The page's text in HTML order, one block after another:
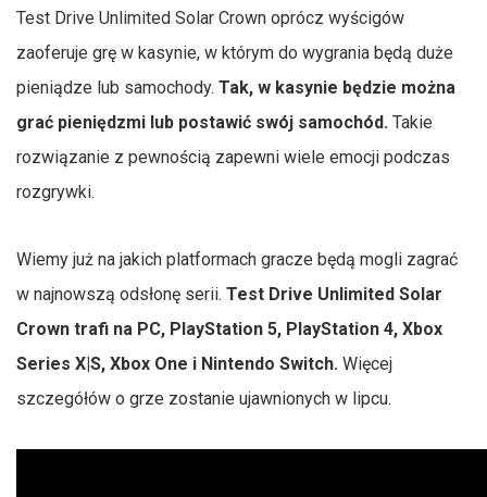
Test Drive Unlimited Solar Crown oprócz wyścigów
zaoferuje grę w kasynie, w którym do wygrania będą duże
pieniądze lub samochody. Tak, w kasynie będzie można
grać pieniędzmi lub postawić swój samochód. Takie
rozwiązanie z pewnością zapewni wiele emocji podczas
rozgrywki.
Wiemy już na jakich platformach gracze będą mogli zagrać
w najnowszą odsłonę serii. Test Drive Unlimited Solar
Crown trafi na PC, PlayStation 5, PlayStation 4, Xbox
Series X|S, Xbox One i Nintendo Switch. Więcej
szczegółów o grze zostanie ujawnionych w lipcu.